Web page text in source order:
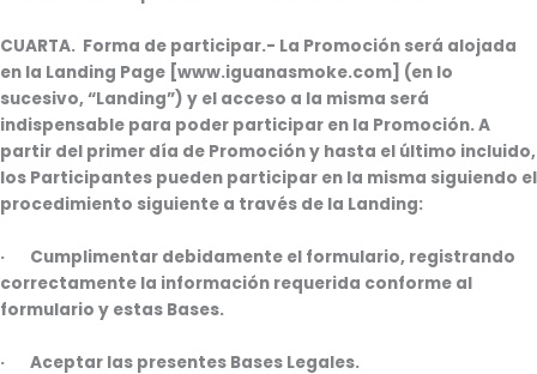
CUARTA. Forma de participar.- La Promoción será alojada
en la Landing Page [www.iguanasmoke.com] (en lo
sucesivo, “Landing”) y el acceso a la misma será
indispensable para poder participar en la Promoción. A
partir del primer día de Promoción y hasta el último incluido,
los Participantes pueden participar en la misma siguiendo el
procedimiento siguiente a través de la Landing:
· Cumplimentar debidamente el formulario, registrando
correctamente la información requerida conforme al
formulario y estas Bases.
· Aceptar las presentes Bases Legales.